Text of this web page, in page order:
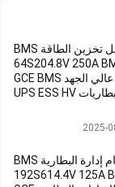
حل تخزين الطاقة BMS
64S204.8V 250A
عالي الجهد GCE BMS
لبطاريات UPS ESS HV
المباني لتخزين الطاقة
2025-
نظام إدارة البطارية BMS
192S614.4V 125A